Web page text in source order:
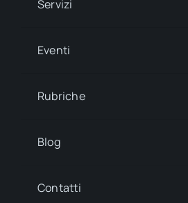
Servizi
Eventi
Rubriche
Blog
Contatti